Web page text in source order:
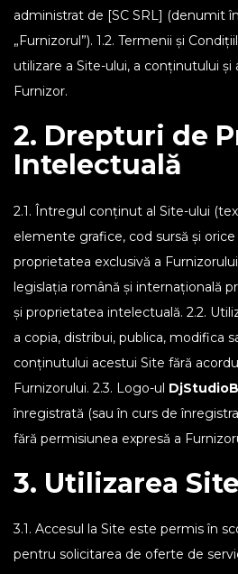
administrat de [SC SRL] (denumit
„Furnizorul”). 1.2. Termenii și
utilizare a Site-ului, a conținutului și
Furnizor.
2. Drepturi de
Intelectuală
2.1. Întregul conținut al Site-ului
elemente grafice, cod sursă și
proprietatea exclusivă a
legislația română și internațională
și proprietatea intelectuală. 2.2.
a copia, distribui, publica, modifica
conținutului acestui Site fără
Furnizorului. 2.3. Logo-ul
înregistrată (sau în curs de
fără permisiunea expresă a
3. Utilizarea
3.1. Accesul la Site este permis în
pentru solicitarea de oferte de